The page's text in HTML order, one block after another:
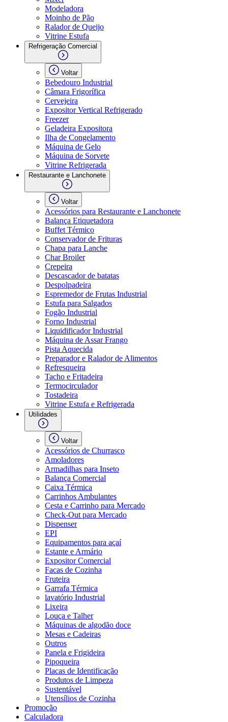
Modeladora
Moinho de Pão
Ralador de Queijo
Vitrine Estufa
Refrigeração Comercial
Voltar
Bebedouro Industrial
Câmara Frigorífica
Cervejeira
Expositor Vertical Refrigerado
Freezer
Geladeira Expositora
Ilha de Congelamento
Máquina de Gelo
Máquina de Sorvete
Vitrine Refrigerada
Restaurante e Lanchonete
Voltar
Acessórios para Restaurante e Lanchonete
Balança Etiquetadora
Buffet Térmico
Conservador de Frituras
Chapa para Lanche
Char Broiler
Crepeira
Descascador de batatas
Despolpadeira
Espremedor de Frutas Industrial
Estufa para Salgados
Fogão Industrial
Forno Industrial
Liquidificador Industrial
Máquina de Assar Frango
Pista Aquecida
Preparador e Ralador de Alimentos
Refresqueira
Tacho e Fritadeira
Termocirculador
Tostadeira
Vitrine Estufa e Refrigerada
Utilidades
Voltar
Acessórios de Churrasco
Amoladores
Armadilhas para Inseto
Balança Comercial
Caixa Térmica
Carrinhos Ambulantes
Cesta e Carrinho para Mercado
Check-Out para Mercado
Dispenser
EPI
Equipamentos para açaí
Estante e Armário
Expositor Comercial
Facas de Cozinha
Fruteira
Garrafa Térmica
lavatório Industrial
Lixeira
Louça e Talher
Máquinas de algodão doce
Mesas e Cadeiras
Outros
Panela e Frigideira
Pipoqueira
Placas de Identificação
Produtos de Limpeza
Sustentável
Utensílios de Cozinha
Promoção
Calculadora